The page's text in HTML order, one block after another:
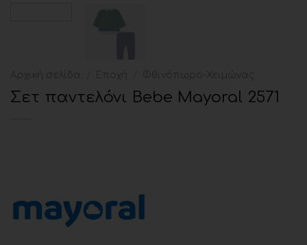
Σετ παντελόνι Bebe Mayoral 2571